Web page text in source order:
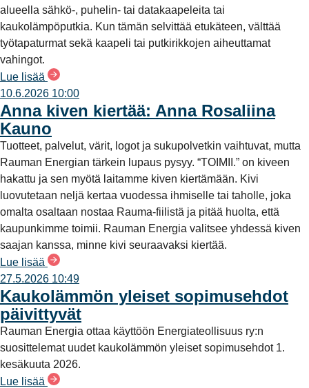
alueella sähkö-, puhelin- tai datakaapeleita tai
kaukolämpöputkia. Kun tämän selvittää etukäteen, välttää
työtapaturmat sekä kaapeli tai putkirikkojen aiheuttamat
vahingot.
Lue lisää
10.6.2026 10:00
Anna kiven kiertää: Anna Rosaliina
Kauno
Tuotteet, palvelut, värit, logot ja sukupolvetkin vaihtuvat, mutta
Rauman Energian tärkein lupaus pysyy. “TOIMII.” on kiveen
hakattu ja sen myötä laitamme kiven kiertämään. Kivi
luovutetaan neljä kertaa vuodessa ihmiselle tai taholle, joka
omalta osaltaan nostaa Rauma-fiilistä ja pitää huolta, että
kaupunkimme toimii. Rauman Energia valitsee yhdessä kiven
saajan kanssa, minne kivi seuraavaksi kiertää.
Lue lisää
27.5.2026 10:49
Kaukolämmön yleiset sopimusehdot
päivittyvät
Rauman Energia ottaa käyttöön Energiateollisuus ry:n
suosittelemat uudet kaukolämmön yleiset sopimusehdot 1.
kesäkuuta 2026.
Lue lisää